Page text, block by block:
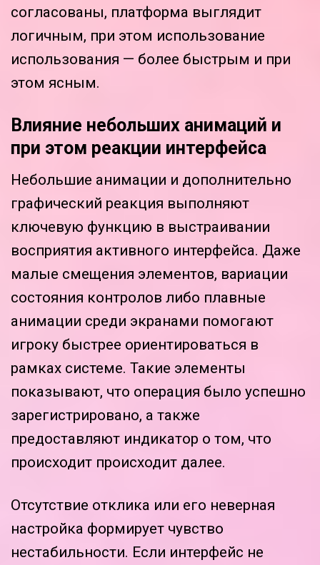
согласованы, платформа выглядит
логичным, при этом использование
использования — более быстрым и при
этом ясным.
Влияние небольших анимаций и
при этом реакции интерфейса
Небольшие анимации и дополнительно
графический реакция выполняют
ключевую функцию в выстраивании
восприятия активного интерфейса. Даже
малые смещения элементов, вариации
состояния контролов либо плавные
анимации среди экранами помогают
игроку быстрее ориентироваться в
рамках системе. Такие элементы
показывают, что операция было успешно
зарегистрировано, а также
предоставляют индикатор о том, что
происходит происходит далее.
Отсутствие отклика или его неверная
настройка формирует чувство
нестабильности. Если интерфейс не